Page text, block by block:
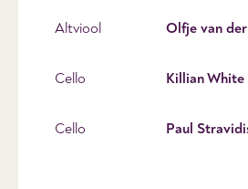
Altviool Olfje van
Cello Killian White
Cello Paul